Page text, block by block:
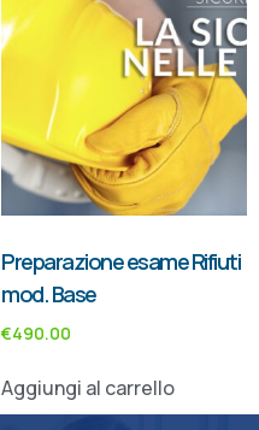
Preparazione esame Rifiuti
mod. Base
€490.00
Aggiungi al carrello